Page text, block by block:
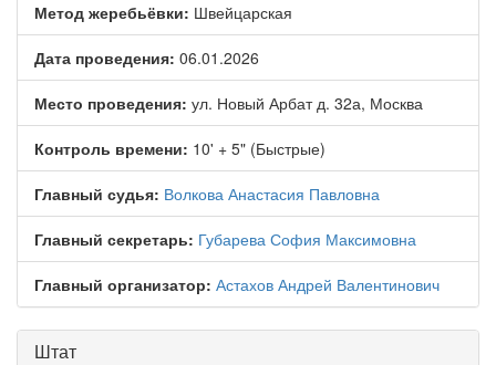
Метод жеребьёвки: Швейцарская
Дата проведения: 06.01.2026
Место проведения: ул. Новый Арбат д. 32а, Москва
Контроль времени: 10' + 5" (Быстрые)
Главный судья: Волкова Анастасия Павловна
Главный секретарь: Губарева София Максимовна
Главный организатор: Астахов Андрей Валентинович
Штат